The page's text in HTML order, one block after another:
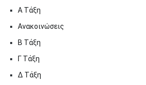
Α Τάξη
Ανακοινώσεις
Β Τάξη
Γ Τάξη
Δ Τάξη